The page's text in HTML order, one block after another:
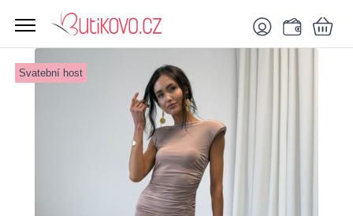
Svatební host